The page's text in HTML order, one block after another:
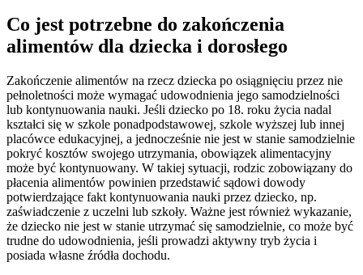
Co jest potrzebne do zakończenia
alimentów dla dziecka i dorosłego
Zakończenie alimentów na rzecz dziecka po osiągnięciu przez nie
pełnoletności może wymagać udowodnienia jego samodzielności
lub kontynuowania nauki. Jeśli dziecko po 18. roku życia nadal
kształci się w szkole ponadpodstawowej, szkole wyższej lub innej
placówce edukacyjnej, a jednocześnie nie jest w stanie samodzielnie
pokryć kosztów swojego utrzymania, obowiązek alimentacyjny
może być kontynuowany. W takiej sytuacji, rodzic zobowiązany do
płacenia alimentów powinien przedstawić sądowi dowody
potwierdzające fakt kontynuowania nauki przez dziecko, np.
zaświadczenie z uczelni lub szkoły. Ważne jest również wykazanie,
że dziecko nie jest w stanie utrzymać się samodzielnie, co może być
trudne do udowodnienia, jeśli prowadzi aktywny tryb życia i
posiada własne źródła dochodu.